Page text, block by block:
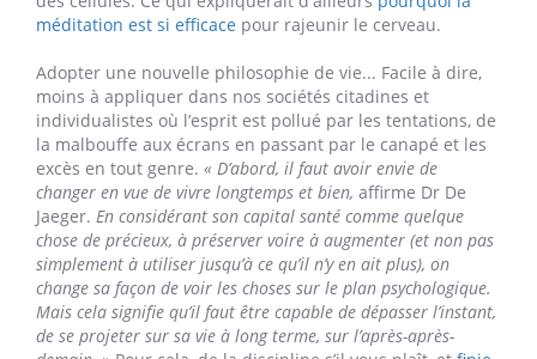
mieux,c’est prouvé.
Autre point commun, les habitants des zones bleues ont
une sorte d’optimisme à toute épreuve : même en cas de
maladie ou de deuil, ils sont plus susceptibles que nous
d'accepter la situation et de rebondir, assure le
spécialiste de la longévité.« Globalement, les gens qui
vieillissent bien sont ceux qui ont toujours des projets, qui
sont très ouverts aux autres, qui ne se limitent pas dans leurs
actions et qui voient le verre à moitié plein. »Cette manière
de percevoir l’existence a un sérieux avantage : elle
éloigne le stress qui,on le sait , accélère le vieillissement
des cellules. Ce qui expliquerait d'ailleurspourquoi la
méditation est si efficacepour rajeunir le cerveau.